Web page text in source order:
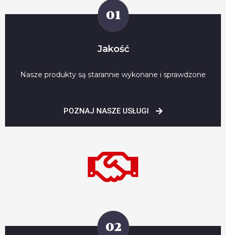
01
Jakość
Nasze produkty są starannie wykonane i sprawdzone
POZNAJ NASZE USŁUGI
02